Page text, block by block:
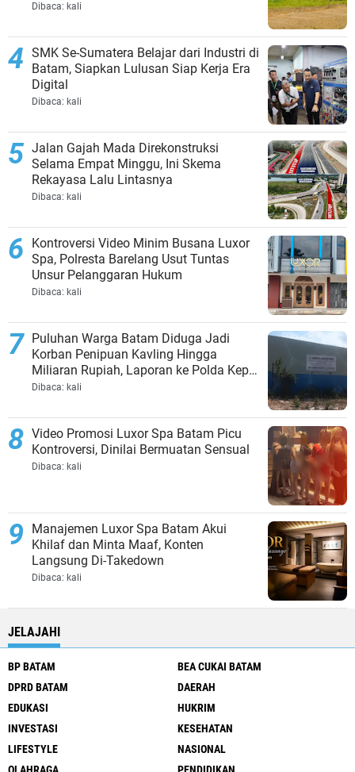
Dibaca: kali
SMK Se-Sumatera Belajar dari Industri di
Batam, Siapkan Lulusan Siap Kerja Era
Digital
Dibaca: kali
Jalan Gajah Mada Direkonstruksi
Selama Empat Minggu, Ini Skema
Rekayasa Lalu Lintasnya
Dibaca: kali
Kontroversi Video Minim Busana Luxor
Spa, Polresta Barelang Usut Tuntas
Unsur Pelanggaran Hukum
Dibaca: kali
Puluhan Warga Batam Diduga Jadi
Korban Penipuan Kavling Hingga
Miliaran Rupiah, Laporan ke Polda Kepri
Jalan di Tempat?
Dibaca: kali
Video Promosi Luxor Spa Batam Picu
Kontroversi, Dinilai Bermuatan Sensual
Dibaca: kali
Manajemen Luxor Spa Batam Akui
Khilaf dan Minta Maaf, Konten
Langsung Di-Takedown
Dibaca: kali
JELAJAHI
BP BATAM
BEA CUKAI BATAM
DPRD BATAM
DAERAH
EDUKASI
HUKRIM
INVESTASI
KESEHATAN
LIFESTYLE
NASIONAL